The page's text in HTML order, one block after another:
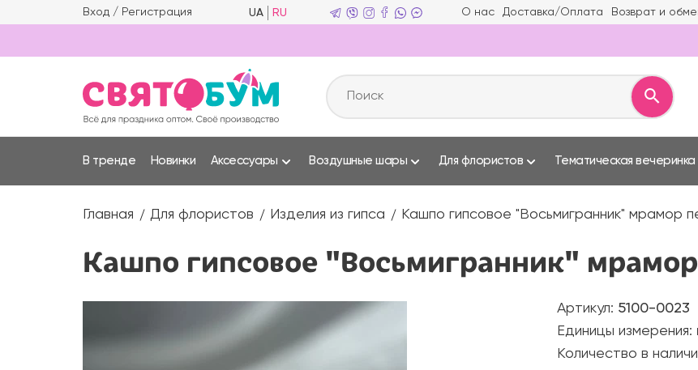
Вход / Регистрация UA RU О нас Доставка/Оплата Возврат и
В тренде Новинки Аксессуары Воздушные шары Для флористов Тематическая вечеринка
Главная Для флористов Изделия из гипса Кашпо гипсовое "Восьмигранник" мрамор
Кашпо гипсовое "Восьмигранник"
Артикул: 5100-0023
Единицы измерения:
Количество в